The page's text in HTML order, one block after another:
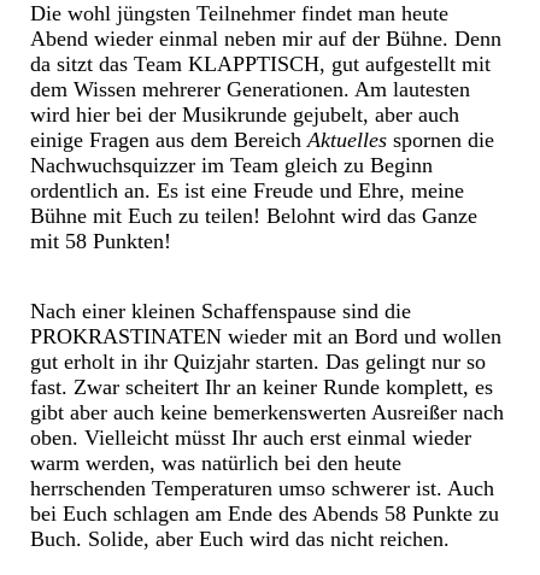
Die wohl jüngsten Teilnehmer findet man heute
Abend wieder einmal neben mir auf der Bühne. Denn
da sitzt das Team KLAPPTISCH, gut aufgestellt mit
dem Wissen mehrerer Generationen. Am lautesten
wird hier bei der Musikrunde gejubelt, aber auch
einige Fragen aus dem BereichAktuelles spornen die
Nachwuchsquizzer im Team gleich zu Beginn
ordentlich an. Es ist eine Freude und Ehre, meine
Bühne mit Euch zu teilen! Belohnt wird das Ganze
mit 58 Punkten!
Nach einer kleinen Schaffenspause sind die
PROKRASTINATEN wieder mit an Bord und wollen
gut erholt in ihr Quizjahr starten. Das gelingt nur so
fast. Zwar scheitert Ihr an keiner Runde komplett, es
gibt aber auch keine bemerkenswerten Ausreißer nach
oben. Vielleicht müsst Ihr auch erst einmal wieder
warm werden, was natürlich bei den heute
herrschenden Temperaturen umso schwerer ist. Auch
bei Euch schlagen am Ende des Abends 58 Punkte zu
Buch. Solide, aber Euch wird das nicht reichen.